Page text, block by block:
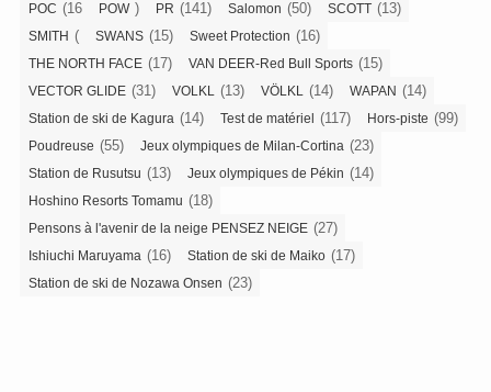
POC (16 POW) PR (141) Salomon (50) SCOTT (13)
SMITH ( SWANS (15) Sweet Protection (16)
THE NORTH FACE (17) VAN DEER-Red Bull Sports (15)
VECTOR GLIDE (31) VOLKL (13) VÖLKL (14) WAPAN (14)
Station de ski de Kagura (14) Test de matériel (117) Hors-piste (99)
Poudreuse (55) Jeux olympiques de Milan-Cortina (23)
Station de Rusutsu (13) Jeux olympiques de Pékin (14)
Hoshino Resorts Tomamu (18)
Pensons à l'avenir de la neige PENSEZ NEIGE (27)
Ishiuchi Maruyama (16) Station de ski de Maiko (17)
Station de ski de Nozawa Onsen (23)